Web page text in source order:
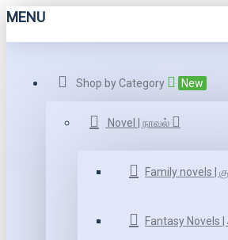
MENU
Shop by Category New
Novel | நாவல்
Family novels |
Fantasy Novels